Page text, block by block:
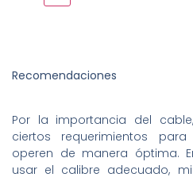
Recomendaciones
Por la importancia del
ciertos requerimientos
operen de manera óptima.
usar el calibre adecuado,